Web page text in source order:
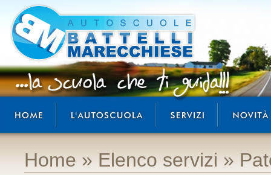
Autoscuola Battelli: la scuola che ti guida!
home autoscuola Battelli servizi news e offerte
Home » Elenco servizi »